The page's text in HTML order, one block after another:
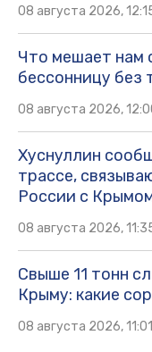
08 августа 2026,
Что мешает нам
бессонницу без
08 августа 2026,
Хуснуллин
трассе,
России с
08 августа 2026,
Свыше 11 тонн
Крыму: какие
08 августа 2026, 11:01